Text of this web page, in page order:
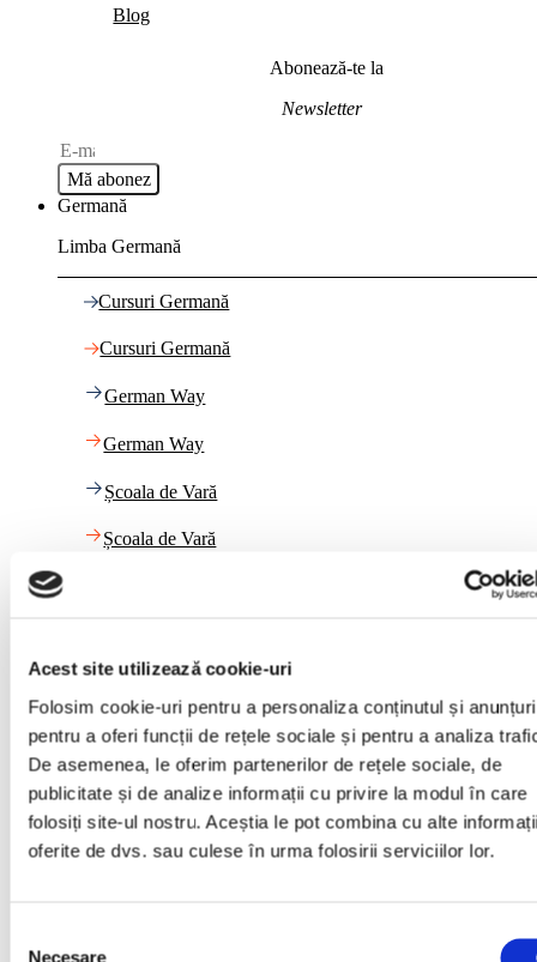
Acest site utilizează cookie-uri
Folosim cookie-uri pentru a personaliza conținutul și
pentru a oferi funcții de rețele sociale și pentru a analiza
De asemenea, le oferim partenerilor de rețele sociale, de
publicitate și de analize informații cu privire la modul în care
folosiți site-ul nostru. Aceștia le pot combina cu alte
oferite de dvs. sau culese în urma folosirii serviciilor lor.
Necesare
Blog
Abonează-te la
Newsletter
Mă abonez
Germană
Limba Germană
Cursuri Germană
Cursuri Germană
German Way
German Way
Școala de Vară
Școala de Vară
Link-uri utile
Calendar
Plata cu cardul
Plata cu cardul